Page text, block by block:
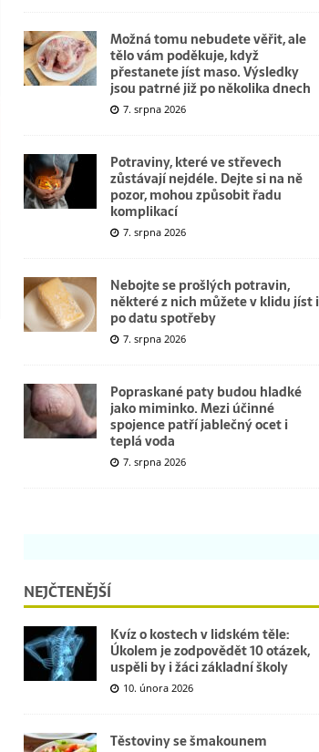
Možná tomu nebudete věřit, ale
tělo vám poděkuje, když
přestanete jíst maso. Výsledky
jsou patrné již po několika dnech
7. srpna 2026
Potraviny, které ve střevech
zůstávají nejdéle. Dejte si na ně
pozor, mohou způsobit řadu
komplikací
7. srpna 2026
Nebojte se prošlých potravin,
některé z nich můžete v klidu jíst i
po datu spotřeby
7. srpna 2026
Popraskané paty budou hladké
jako miminko. Mezi účinné
spojence patří jablečný ocet i
teplá voda
7. srpna 2026
NEJČTENĚJŠÍ
Kvíz o kostech v lidském těle:
Úkolem je zodpovědět 10 otázek,
uspěli by i žáci základní školy
10. února 2026
Těstoviny se šmakounem